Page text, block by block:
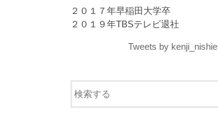
２０１７年早稲田大学卒
２０１９年TBSテレビ退社
Tweets by kenji_nishie